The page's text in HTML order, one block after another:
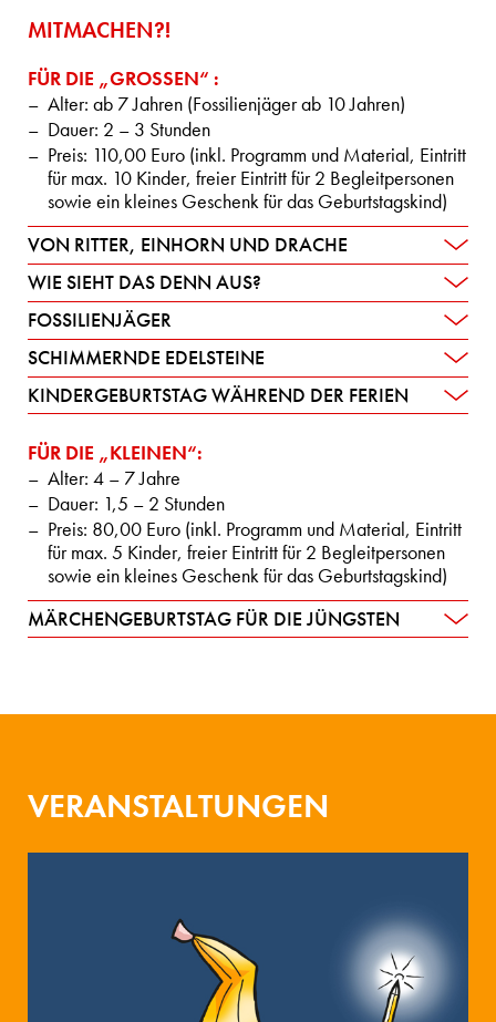
MITMACHEN?!
FÜR DIE „GROSSEN“ :
Alter: ab 7 Jahren (Fossilienjäger ab 10 Jahren)
Dauer: 2 – 3 Stunden
Preis: 110,00 Euro (inkl. Programm und Material, Eintritt
für max. 10 Kinder, freier Eintritt für 2 Begleitpersonen
sowie ein kleines Geschenk für das Geburtstagskind)
VON RITTER, EINHORN UND DRACHE
WIE SIEHT DAS DENN AUS?
FOSSILIENJÄGER
SCHIMMERNDE EDELSTEINE
KINDERGEBURTSTAG WÄHREND DER FERIEN
FÜR DIE „KLEINEN“:
Alter: 4 – 7 Jahre
Dauer: 1,5 – 2 Stunden
Preis: 80,00 Euro (inkl. Programm und Material, Eintritt
für max. 5 Kinder, freier Eintritt für 2 Begleitpersonen
sowie ein kleines Geschenk für das Geburtstagskind)
MÄRCHENGEBURTSTAG FÜR DIE JÜNGSTEN
VERANSTALTUNGEN